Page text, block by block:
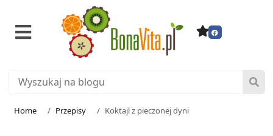
Home Przepisy Koktajl z pieczonej dyni